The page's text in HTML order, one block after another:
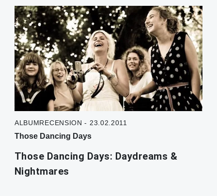
ALBUMRECENSION - 23.02.2011
Those Dancing Days
Those Dancing Days: Daydreams &
Nightmares